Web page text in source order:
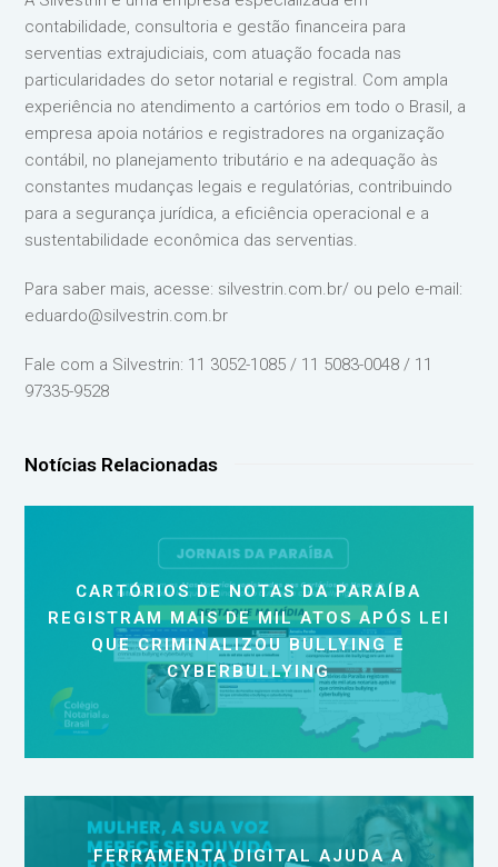
contabilidade, consultoria e gestão financeira para
serventias extrajudiciais, com atuação focada nas
particularidades do setor notarial e registral. Com ampla
experiência no atendimento a cartórios em todo o Brasil, a
empresa apoia notários e registradores na organização
contábil, no planejamento tributário e na adequação às
constantes mudanças legais e regulatórias, contribuindo
para a segurança jurídica, a eficiência operacional e a
sustentabilidade econômica das serventias.
Para saber mais, acesse: silvestrin.com.br/ ou pelo e-mail:
eduardo@silvestrin.com.br
Fale com a Silvestrin: 11 3052-1085 / 11 5083-0048 / 11
97335-9528
Notícias Relacionadas
CARTÓRIOS DE NOTAS DA PARAÍBA
REGISTRAM MAIS DE MIL ATOS APÓS LEI
QUE CRIMINALIZOU BULLYING E
CYBERBULLYING
FERRAMENTA DIGITAL AJUDA A